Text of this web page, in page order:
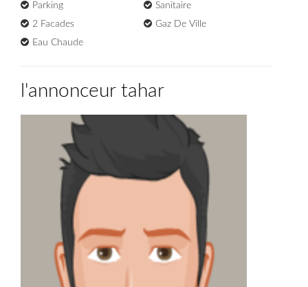
Parking
Sanitaire
2 Facades
Gaz De Ville
Eau Chaude
l'annonceur tahar